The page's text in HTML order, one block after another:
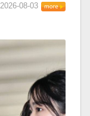
2026-08-03